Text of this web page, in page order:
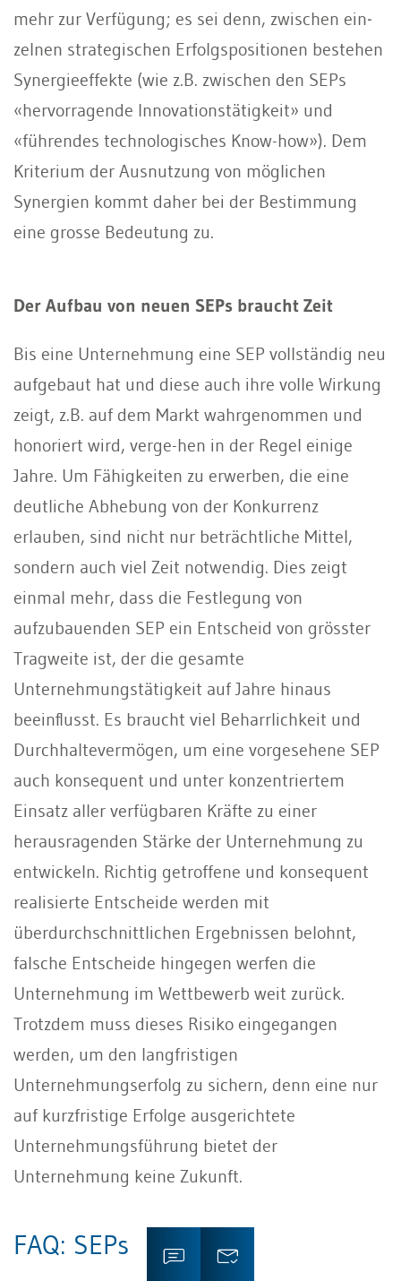
mehr zur Verfügung; es sei denn, zwischen ein­
zelnen strategischen Erfolgspositionen bestehen
Synergieeffekte (wie z.B. zwischen den SEPs
«hervorragende Innovationstätigkeit» und
«führendes technologisches Know-how»). Dem
Kriterium der Ausnutzung von möglichen
Synergien kommt daher bei der Bestimmung
eine grosse Bedeutung zu.
Der Aufbau von neuen SEPs braucht Zeit
Bis eine Unternehmung eine SEP vollständig neu
aufgebaut hat und diese auch ihre volle Wirkung
zeigt, z.B. auf dem Markt wahrgenommen und
honoriert wird, verge-hen in der Regel einige
Jahre. Um Fähigkeiten zu erwerben, die eine
deutliche Abhebung von der Konkurrenz
erlauben, sind nicht nur beträchtliche Mittel,
sondern auch viel Zeit notwendig. Dies zeigt
einmal mehr, dass die Festlegung von
aufzubauenden SEP ein Entscheid von grösster
Tragweite ist, der die gesamte
Unternehmungstätigkeit auf Jahre hinaus
beeinﬂusst. Es braucht viel Beharrlichkeit und
Durchhaltevermögen, um eine vorgesehene SEP
auch konsequent und unter konzentriertem
Einsatz aller verfügbaren Kräfte zu einer
herausragenden Stärke der Unternehmung zu
entwickeln. Richtig getroffene und konsequent
realisierte Entscheide werden mit
überdurchschnittlichen Ergebnissen belohnt,
falsche Entscheide hingegen werfen die
Unternehmung im Wettbewerb weit zurück.
Trotzdem muss dieses Risiko eingegangen
werden, um den langfristigen
Unternehmungserfolg zu sichern, denn eine nur
auf kurzfristige Erfolge ausgerichtete
Unternehmungsführung bietet der
Unternehmung keine Zukunft.
FAQ: SEPs